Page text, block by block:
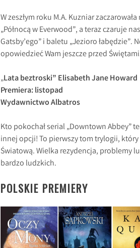
W zeszłym roku M.A. Kuzniar
„Północą w Everwood”, a teraz czaruje
Gatsby’ego” i baletu „Jezioro
opowiedzieć Wam jeszcze przed
„Lata beztroski” Elisabeth Jane Howard
Premiera: listopad
Wydawnictwo Albatros
Kto pokochał serial „Downtown Abbey”
innej opcji! To pierwszy tom trylogii,
Światową. Wielka rezydencja, problemy
bardzo ludzkich.
POLSKIE PREMIERY